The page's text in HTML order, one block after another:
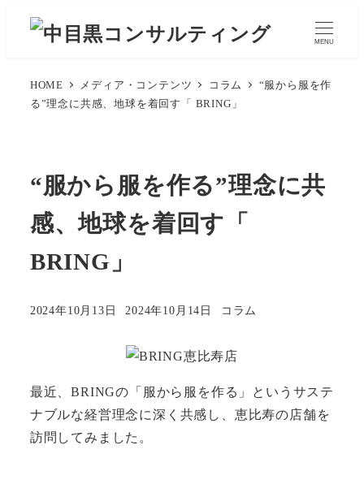
MENU
HOME メディア・コンテンツ コラム
“服から服を作
る”理念に共感、地球を着回す「 BRING」
“服から服を作る”理念に共
感、地球を着回す「
BRING」
投稿日
2024年10月13日
更新日
2024年10月14日 カテゴリー
コラム
最近、BRINGの「服から服を作る」というサステ
ナブルな経営理念に深く共感し、恵比寿の店舗を
訪問してみました。